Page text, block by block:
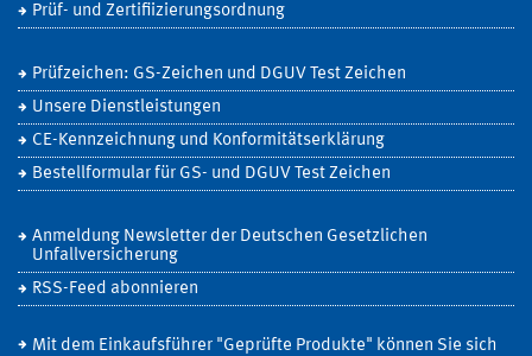
Prüf- und Zertifiizierungsordnung
Prüfzeichen: GS-Zeichen und DGUV Test Zeichen
Unsere Dienstleistungen
CE-Kennzeichnung und Konformitätserklärung
Bestellformular für GS- und DGUV Test Zeichen
Anmeldung Newsletter der Deutschen Gesetzlichen
Unfallversicherung
RSS-Feed abonnieren
Mit dem Einkaufsführer "Geprüfte Produkte" können Sie sich